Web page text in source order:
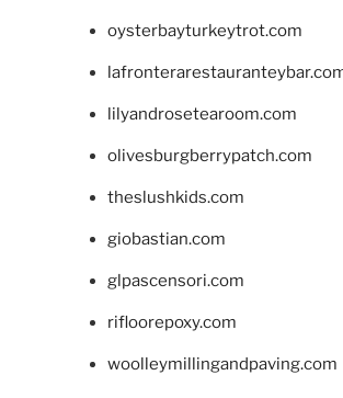
oysterbayturkeytrot.com
lilyandrosetearoom.com
olivesburgberrypatch.com
theslushkids.com
giobastian.com
glpascensori.com
rifloorepoxy.com
woolleymillingandpaving.com